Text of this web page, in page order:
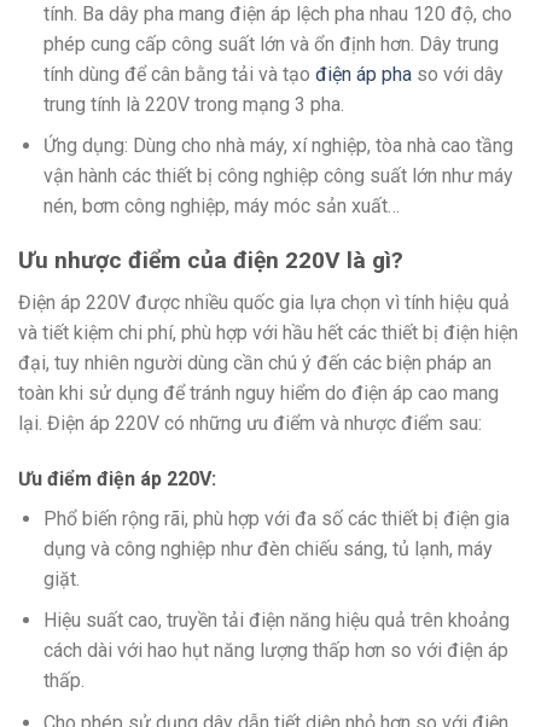
tính. Ba dây pha mang điện áp lệch pha nhau 120 độ, cho
phép cung cấp công suất lớn và ổn định hơn. Dây trung
tính dùng để cân bằng tải và tạo điện áp phaso với dây
trung tính là 220V trong mạng 3 pha.
Ứng dụng: Dùng cho nhà máy, xí nghiệp, tòa nhà cao tầng
vận hành các thiết bị công nghiệp công suất lớn như máy
nén, bơm công nghiệp, máy móc sản xuất…
Ưu nhược điểm của điện 220V là gì?
Điện áp 220V được nhiều quốc gia lựa chọn vì tính hiệu quả
và tiết kiệm chi phí, phù hợp với hầu hết các thiết bị điện hiện
đại, tuy nhiên người dùng cần chú ý đến các biện pháp an
toàn khi sử dụng để tránh nguy hiểm do điện áp cao mang
lại. Điện áp 220V có những ưu điểm và nhược điểm sau:
Ưu điểm điện áp 220V:
Phổ biến rộng rãi, phù hợp với đa số các thiết bị điện gia
dụng và công nghiệp như đèn chiếu sáng, tủ lạnh, máy
giặt.
Hiệu suất cao, truyền tải điện năng hiệu quả trên khoảng
cách dài với hao hụt năng lượng thấp hơn so với điện áp
thấp.